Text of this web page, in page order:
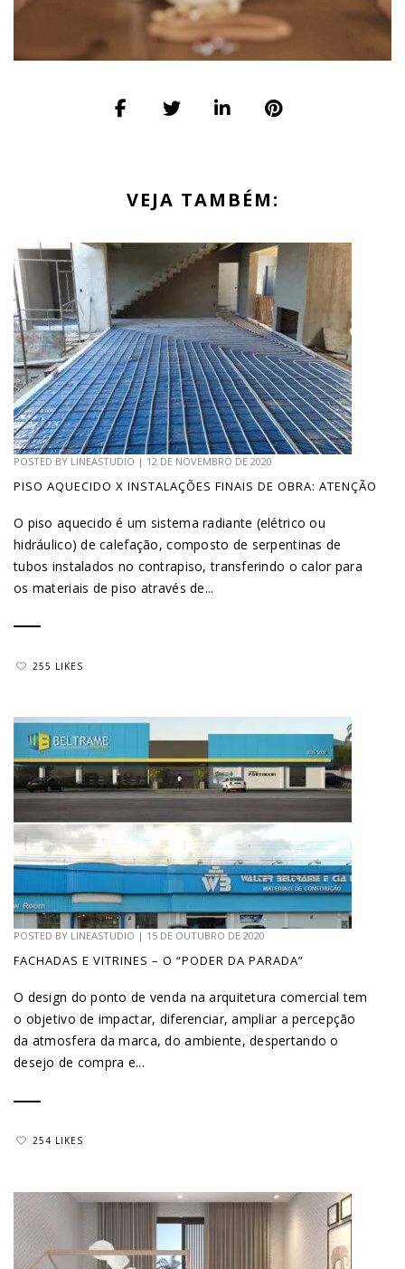
VEJA TAMBÉM:
POSTED BY LINEASTUDIO | 12 DE NOVEMBRO DE 2020
PISO AQUECIDO X INSTALAÇÕES FINAIS DE OBRA: ATENÇÃO
O piso aquecido é um sistema radiante (elétrico ou
hidráulico) de calefação, composto de serpentinas de
tubos instalados no contrapiso, transferindo o calor para
os materiais de piso através de...
255 LIKES
POSTED BY LINEASTUDIO | 15 DE OUTUBRO DE 2020
FACHADAS E VITRINES – O “PODER DA PARADA”
O design do ponto de venda na arquitetura comercial tem
o objetivo de impactar, diferenciar, ampliar a percepção
da atmosfera da marca, do ambiente, despertando o
desejo de compra e...
254 LIKES